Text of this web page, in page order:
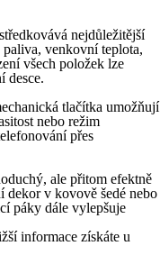
nejdůležitější
paliva, venkovní teplota,
všech položek lze
desce.
tlačítka umožňují
nebo režim
přes
ale přitom efektně
dekor v kovově šedé nebo
páky dále vylepšuje
informace získáte u